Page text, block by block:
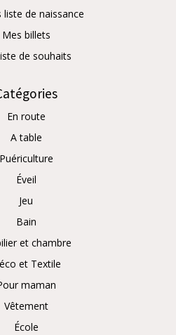
liste de naissance
Mes billets
de souhaits
En route
A table
Puériculture
Éveil
Jeu
Bain
et chambre
et Textile
maman
Vêtement
École